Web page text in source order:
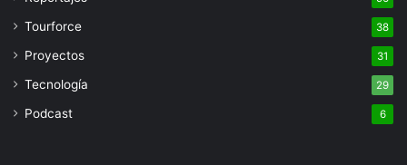
Tourforce 38
Proyectos 31
Tecnología 29
Podcast 6